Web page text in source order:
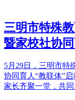
三明市特殊
暨家校社协
5月29日，三明市特
协同育人“教联体”
家长齐聚一堂，共